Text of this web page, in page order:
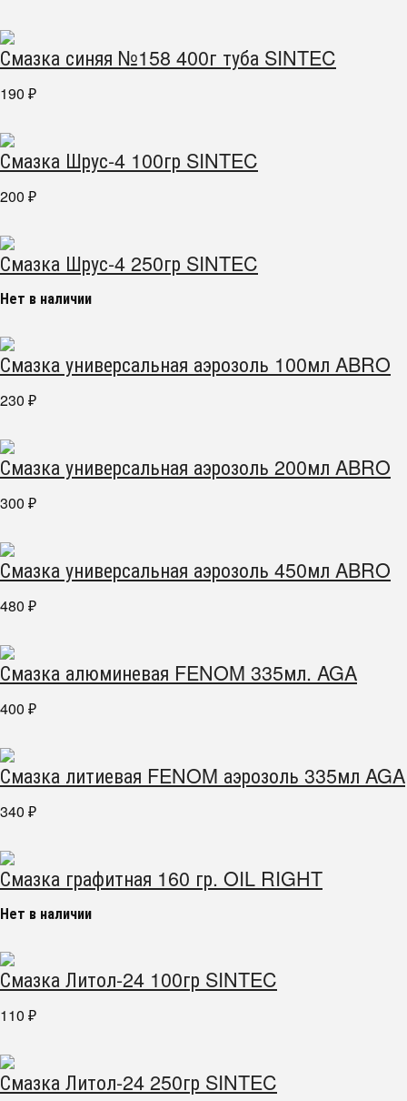
Смазка синяя №158 400г туба SINTEC
190 ₽
Смазка Шрус-4 100гр SINTEC
200 ₽
Смазка Шрус-4 250гр SINTEC
Нет в наличии
Смазка универсальная аэрозоль 100мл ABRO
230 ₽
Смазка универсальная аэрозоль 200мл ABRO
300 ₽
Смазка универсальная аэрозоль 450мл ABRO
480 ₽
Смазка алюминевая FENOM 335мл. AGA
400 ₽
Смазка литиевая FENOM аэрозоль 335мл AGA
340 ₽
Смазка графитная 160 гр. OIL RIGHT
Нет в наличии
Смазка Литол-24 100гр SINTEC
110 ₽
Смазка Литол-24 250гр SINTEC